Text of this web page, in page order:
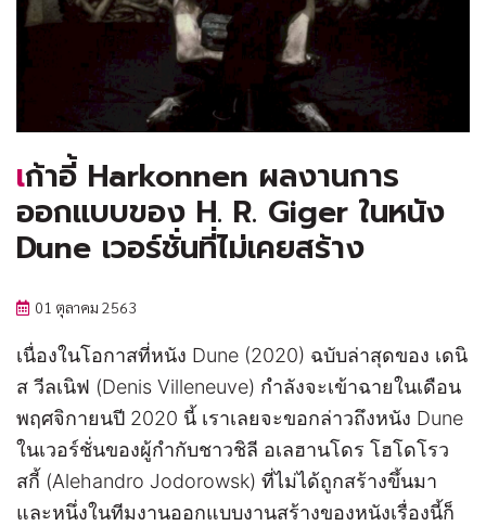
เก้าอี้ Harkonnen ผลงานการ
ออกแบบของ H. R. Giger ในหนัง
Dune เวอร์ชั่นที่ไม่เคยสร้าง
01 ตุลาคม 2563
เนื่องในโอกาสที่หนัง Dune (2020) ฉบับล่าสุดของ เดนิ
ส วีลเนิฟ (Denis Villeneuve) กำลังจะเข้าฉายในเดือน
พฤศจิกายนปี 2020 นี้ เราเลยจะขอกล่าวถึงหนัง Dune
ในเวอร์ชั่นของผู้กำกับชาวชิลี อเลฮานโดร โฮโดโรว
สกี้ (Alehandro Jodorowsk) ที่ไม่ได้ถูกสร้างขึ้นมา
และหนึ่งในทีมงานออกแบบงานสร้างของหนังเรื่องนี้ก็